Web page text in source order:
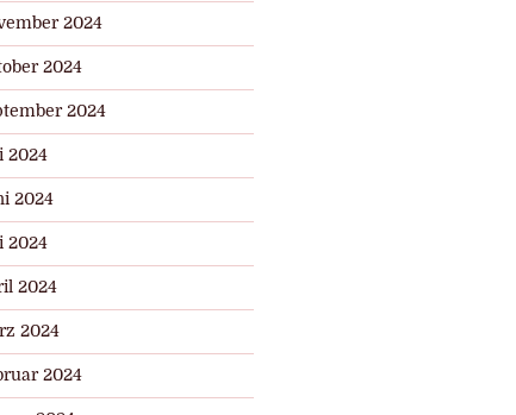
2024
2024
2024
2024
2024
2024
2024
2024
2024